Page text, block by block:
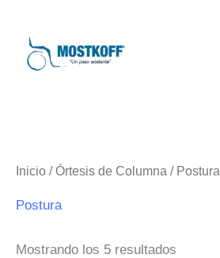
contenido
Inicio /Órtesis de Columna / Postura
Postura
Mostrando los 5 resultados